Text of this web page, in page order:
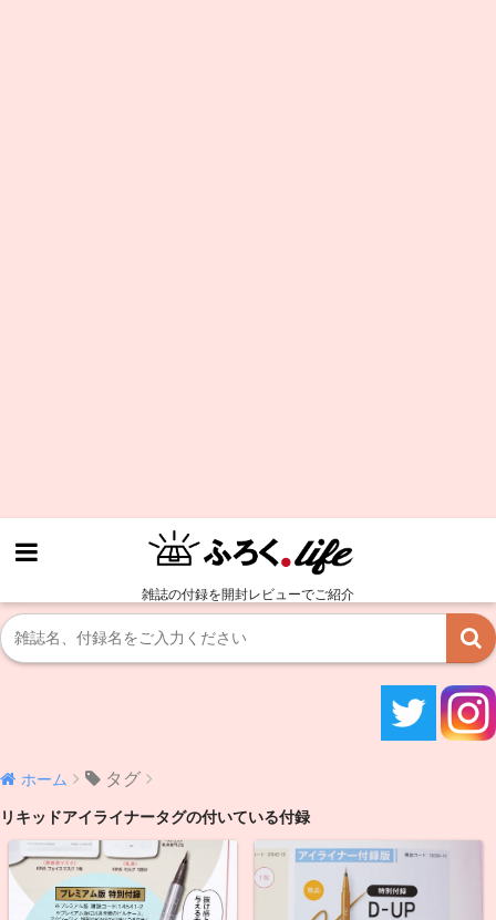
雑誌の付録を開封レビューでご紹介
ホーム タグ
リキッドアイライナータグの付いている付録